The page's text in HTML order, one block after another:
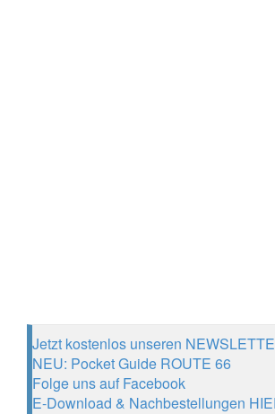
Jetzt kostenlos unseren
NEU: Pocket Guide ROUTE 66
Folge uns auf Facebook
E-Download & Nachbestellungen